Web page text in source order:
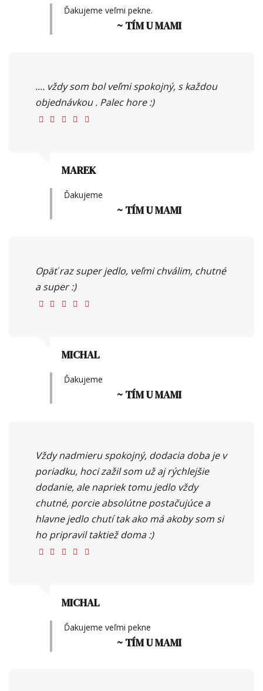
Ďakujeme veľmi pekne.
~ TÍM U MAMI
.... vždy som bol veľmi spokojný, s každou
objednávkou . Palec hore :)
MAREK
Ďakujeme
~ TÍM U MAMI
Opäť raz super jedlo, veľmi chválim, chutné
a super :)
MICHAL
Ďakujeme
~ TÍM U MAMI
Vždy nadmieru spokojný, dodacia doba je v
poriadku, hoci zažil som už aj rýchlejšie
dodanie, ale napriek tomu jedlo vždy
chutné, porcie absolútne postačujúce a
hlavne jedlo chutí tak ako má akoby som si
ho pripravil taktiež doma :)
MICHAL
Ďakujeme veľmi pekne
~ TÍM U MAMI